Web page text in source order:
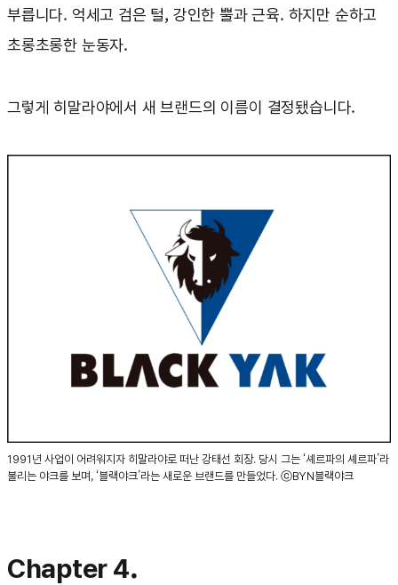
부릅니다. 억세고 검은 털, 강인한 뿔과 근육. 하지만 순하고
초롱초롱한 눈동자.
그렇게 히말라야에서 새 브랜드의 이름이 결정됐습니다.
1991년 사업이 어려워지자 히말라야로 떠난 강태선 회장. 당시 그는 ‘셰르파의 셰르파’라
불리는 야크를 보며, ‘블랙야크’라는 새로운 브랜드를 만들었다. ⓒBYN블랙야크
Chapter 4.